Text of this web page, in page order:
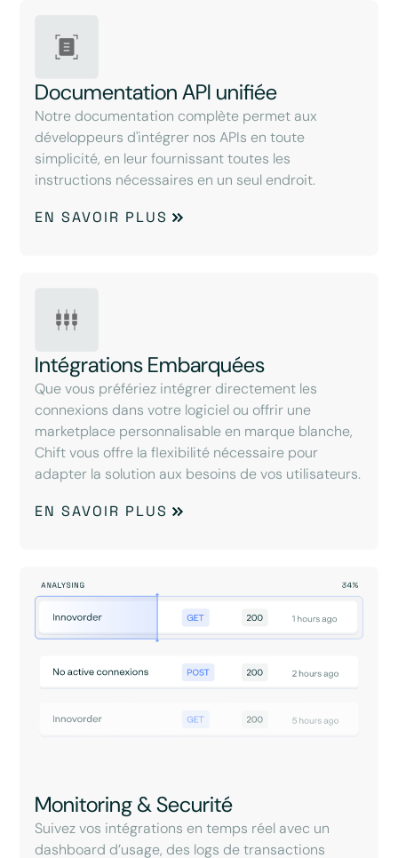
Documentation API unifiée
Notre documentation complète permet aux
développeurs d'intégrer nos APIs en toute
simplicité, en leur fournissant toutes les
instructions nécessaires en un seul endroit.
EN SAVOIR PLUS
Intégrations Embarquées
Que vous préfériez intégrer directement les
connexions dans votre logiciel ou offrir une
marketplace personnalisable en marque blanche,
Chift vous offre la flexibilité nécessaire pour
adapter la solution aux besoins de vos utilisateurs.
EN SAVOIR PLUS
Monitoring & Securité
Suivez vos intégrations en temps réel avec un
dashboard d’usage, des logs de transactions